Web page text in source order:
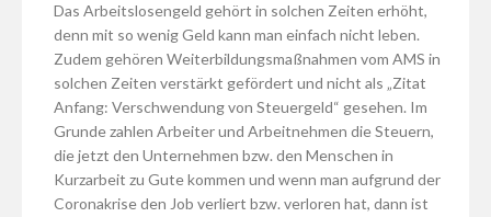
Das Arbeitslosengeld gehört in solchen Zeiten erhöht,
denn mit so wenig Geld kann man einfach nicht leben.
Zudem gehören Weiterbildungsmaßnahmen vom AMS in
solchen Zeiten verstärkt gefördert und nicht als „Zitat
Anfang: Verschwendung von Steuergeld“ gesehen. Im
Grunde zahlen Arbeiter und Arbeitnehmen die Steuern,
die jetzt den Unternehmen bzw. den Menschen in
Kurzarbeit zu Gute kommen und wenn man aufgrund der
Coronakrise den Job verliert bzw. verloren hat, dann ist